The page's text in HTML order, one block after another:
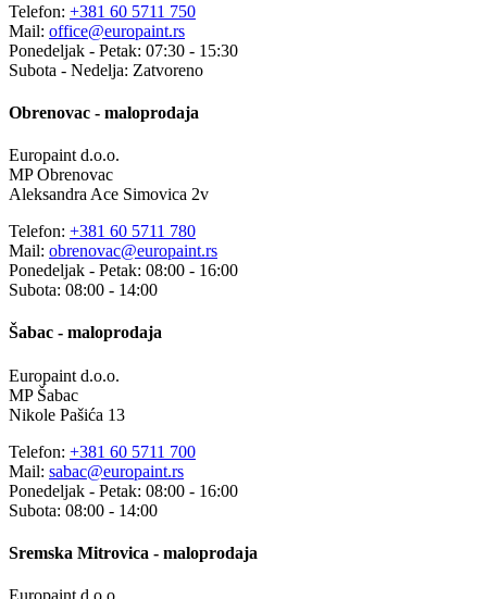
Telefon: +381 60 5711 750
Mail: office@europaint.rs
Ponedeljak - Petak: 07:30 - 15:30
Subota - Nedelja: Zatvoreno
Obrenovac - maloprodaja
Europaint d.o.o.
MP Obrenovac
Aleksandra Ace Simovica 2v
Telefon: +381 60 5711 780
Mail: obrenovac@europaint.rs
Ponedeljak - Petak: 08:00 - 16:00
Subota: 08:00 - 14:00
Šabac - maloprodaja
Europaint d.o.o.
MP Šabac
Nikole Pašića 13
Telefon: +381 60 5711 700
Mail: sabac@europaint.rs
Ponedeljak - Petak: 08:00 - 16:00
Subota: 08:00 - 14:00
Sremska Mitrovica - maloprodaja